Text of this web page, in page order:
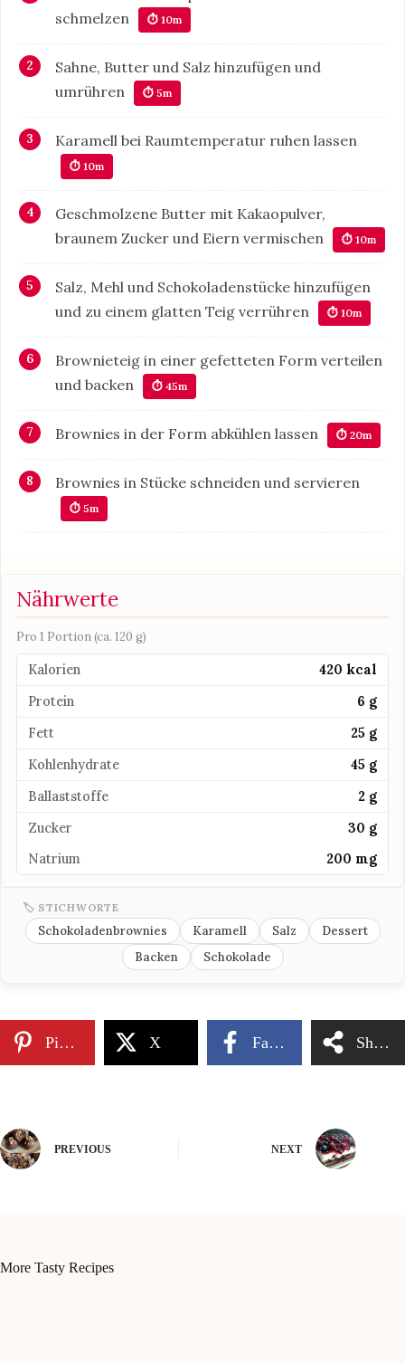
schmelzen
⏱ 10m
Sahne, Butter und Salz hinzufügen und
umrühren
⏱ 5m
Karamell bei Raumtemperatur ruhen lassen
⏱ 10m
Geschmolzene Butter mit Kakaopulver,
braunem Zucker und Eiern vermischen
⏱ 10m
Salz, Mehl und Schokoladenstücke hinzufügen
und zu einem glatten Teig verrühren
⏱ 10m
Brownieteig in einer gefetteten Form verteilen
und backen
⏱ 45m
Brownies in der Form abkühlen lassen ⏱ 20m
Brownies in Stücke schneiden und servieren
⏱ 5m
Nährwerte
Pro 1 Portion (ca. 120 g)
Kalorien
420 kcal
Protein
6 g
Fett
25 g
Kohlenhydrate
45 g
Ballaststoffe
2 g
Zucker
30 g
Natrium
200 mg
🏷 STICHWORTE
Schokoladenbrownies Karamell Salz
Dessert
Backen
Schokolade
Pinterest X Facebook Share
PREVIOUS NEXT
More Tasty Recipes